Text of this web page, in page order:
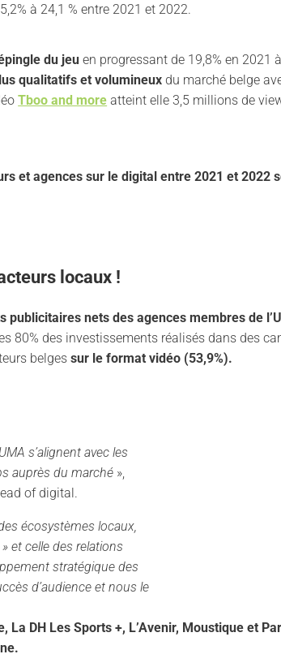
à 24,1 % entre 2021 et 2022.
du jeu en progressant de 19,8% en 2021
qualitatifs et volumineux du marché belge
Tboo and more atteint elle 3,5 millions de
et agences sur le digital entre 2021 et
locaux !
publicitaires nets des agences membres de
80% des investissements réalisés dans des
belgessur le format vidéo (53,9%).
s’alignent avec les
auprès du marché »,
of digital.
écosystèmes locaux,
et celle des relations
stratégique des
d’audience et nous le
La DH Les Sports +, L’Avenir, Moustique et